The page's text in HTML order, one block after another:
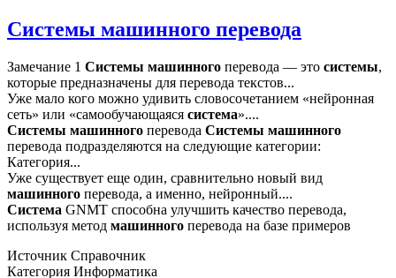
Системы машинного перевода
Замечание 1 Системы машинного перевода — это системы,
которые предназначены для перевода текстов...
Уже мало кого можно удивить словосочетанием «нейронная
сеть» или «самообучающаяся система»....
Системы машинного перевода Системы машинного
перевода подразделяются на следующие категории:
Категория...
Уже существует еще один, сравнительно новый вид
машинного перевода, а именно, нейронный....
Система GNMT способна улучшить качество перевода,
используя метод машинного перевода на базе примеров
Источник Справочник
Категория Информатика